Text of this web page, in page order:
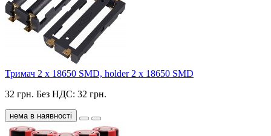
Тримач 2 х 18650 SMD, holder 2 x 18650 SMD
32 грн. Без НДС: 32 грн.
нема в наявності